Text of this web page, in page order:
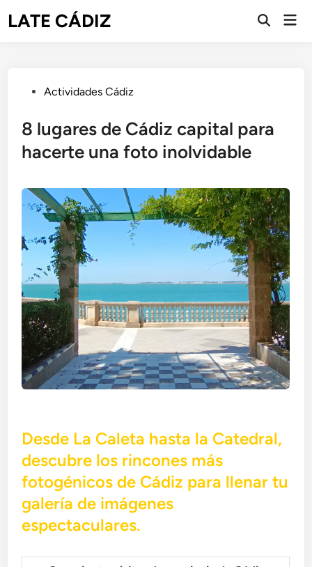
LATE CÁDIZ
Abrir
Publicado
Actividades Cádiz
8 lugares de Cádiz capital para
hacerte una foto inolvidable
Desde La Caleta hasta la Catedral,
descubre los rincones más
fotogénicos de Cádiz para llenar tu
galería de imágenes
espectaculares.